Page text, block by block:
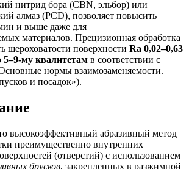
нитрид бора (CBN, эльбор) или
алмаз (PCD), позволяет повысить
и выше даже для
материалов. Прецизионная обработка
шероховатости поверхности Ra 0,02–0,63
5–9-му квалитетам в соответствии с
нормы взаимозаменяемости.
и посадок»).
высокоэффективный абразивный метод
преимущественно внутренних
(отверстий) с использованием
брусков, закрепленных в разжимной